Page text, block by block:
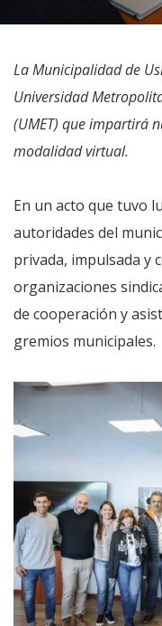
La Municipalidad de
Universidad
(UMET) que impartirá
modalidad virtual.
En un acto que tuvo
autoridades del
privada, impulsada y
organizaciones
de cooperación y
gremios municipales.